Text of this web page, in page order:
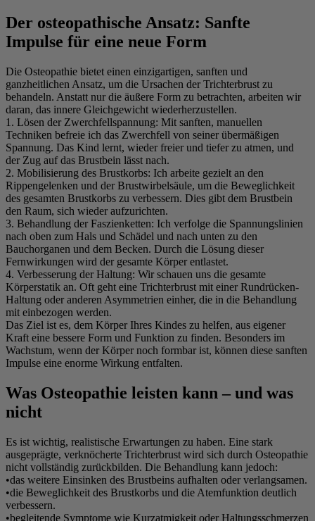
Der osteopathische Ansatz: Sanfte
Impulse für eine neue Form
Die Osteopathie bietet einen einzigartigen, sanften und
ganzheitlichen Ansatz, um die Ursachen der Trichterbrust zu
behandeln. Anstatt nur die äußere Form zu betrachten, arbeiten wir
daran, das innere Gleichgewicht wiederherzustellen.
1. Lösen der Zwerchfellspannung: Mit sanften, manuellen
Techniken befreie ich das Zwerchfell von seiner übermäßigen
Spannung. Das Kind lernt, wieder freier und tiefer zu atmen, und
der Zug auf das Brustbein lässt nach.
2. Mobilisierung des Brustkorbs: Ich arbeite gezielt an den
Rippengelenken und der Brustwirbelsäule, um die Beweglichkeit
des gesamten Brustkorbs zu verbessern. Dies gibt dem Brustbein
den Raum, sich wieder aufzurichten.
3. Behandlung der Faszienketten: Ich verfolge die Spannungslinien
nach oben zum Hals und Schädel und nach unten zu den
Bauchorganen und dem Becken. Durch die Lösung dieser
Fernwirkungen wird der gesamte Körper entlastet.
4. Verbesserung der Haltung: Wir schauen uns die gesamte
Körperstatik an. Oft geht eine Trichterbrust mit einer Rundrücken-
Haltung oder anderen Asymmetrien einher, die in die Behandlung
mit einbezogen werden.
Das Ziel ist es, dem Körper Ihres Kindes zu helfen, aus eigener
Kraft eine bessere Form und Funktion zu finden. Besonders im
Wachstum, wenn der Körper noch formbar ist, können diese sanften
Impulse eine enorme Wirkung entfalten.
Was Osteopathie leisten kann – und was
nicht
Es ist wichtig, realistische Erwartungen zu haben. Eine stark
ausgeprägte, verknöcherte Trichterbrust wird sich durch Osteopathie
nicht vollständig zurückbilden. Die Behandlung kann jedoch:
•das weitere Einsinken des Brustbeins aufhalten oder verlangsamen.
•die Beweglichkeit des Brustkorbs und die Atemfunktion deutlich
verbessern.
•begleitende Symptome wie Kurzatmigkeit oder Haltungsschmerzen